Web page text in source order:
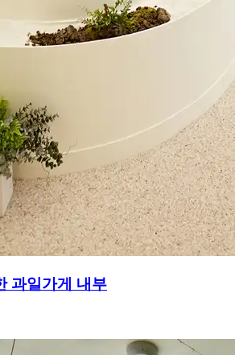
과일가게 내부